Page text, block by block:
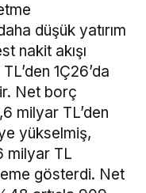
düşük yatırım
nakit akışı
1Ç26’da
Net borç
milyar TL’den
yükselmiş,
milyar TL
gösterdi. Net